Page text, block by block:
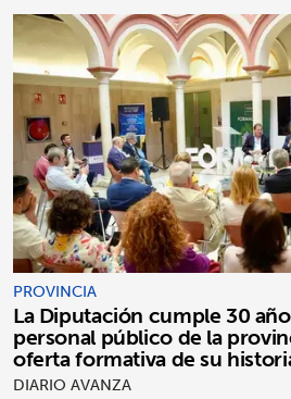
PROVINCIA
La Diputación cumple 30
personal público de la
oferta formativa de su
DIARIO AVANZA